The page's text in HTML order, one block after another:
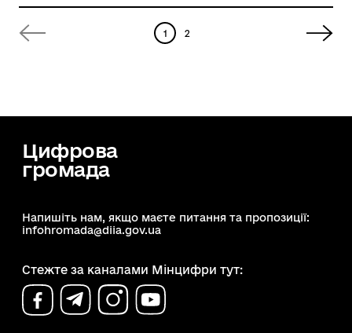
1 2
Цифрова
громада
Напишіть нам, якщо маєте питання та пропозиції:
infohromada@diia.gov.ua
Стежте за каналами Мінцифри тут: